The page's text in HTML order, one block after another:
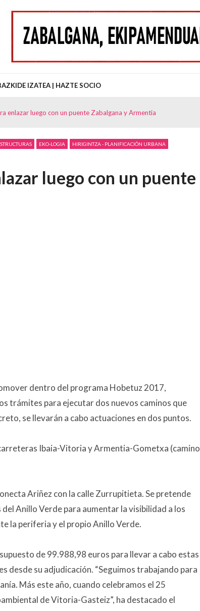
IZATEA | HAZTE SOCIO
enlazar luego con un puente Zabalgana y Armentia
EKO-LOGIA
HIRIGINTZA - PLANIFICACIÓN URBANA
luego con un puente
dentro del programa Hobetuz 2017,
trámites para ejecutar dos nuevos caminos que
se llevarán a cabo actuaciones en dos puntos.
Ibaia-Vitoria y Armentia-Gometxa (camino
Ariñez con la calle Zurrupitieta. Se pretende
Anillo Verde para aumentar la visibilidad a los
la periferia y el propio Anillo Verde.
de 99.988,98 euros para llevar a cabo estas
desde su adjudicación. “Seguimos trabajando para
Más este año, cuando celebramos el 25
de Vitoria-Gasteiz”, ha destacado el